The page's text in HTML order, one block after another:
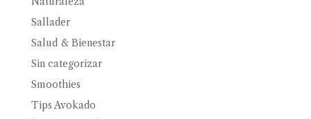
Sallader
Salud & Bienestar
Sin categorizar
Smoothies
Tips Avokado